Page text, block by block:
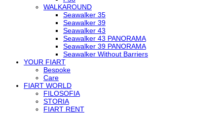
WALKAROUND
Seawalker 35
Seawalker 39
Seawalker 43
Seawalker 43 PANORAMA
Seawalker 39 PANORAMA
Seawalker Without Barriers
YOUR FIART
Bespoke
Care
FIART WORLD
FILOSOFIA
STORIA
FIART RENT